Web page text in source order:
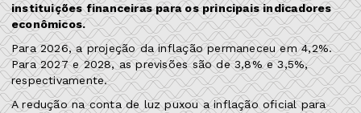
instituições financeiras para os principais indicadores
econômicos.
Para 2026, a projeção da inflação permaneceu em 4,2%.
Para 2027 e 2028, as previsões são de 3,8% e 3,5%,
respectivamente.
A redução na conta de luz puxou a inflação oficial para